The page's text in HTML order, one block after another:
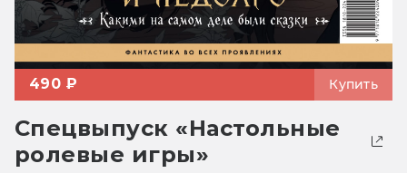
490 ₽ Купить
Спецвыпуск «Настольные
ролевые игры»